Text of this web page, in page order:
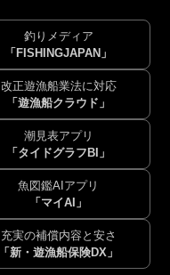
釣りメディア
「FISHINGJAPAN」
改正遊漁船業法に対応
「遊漁船クラウド」
潮見表アプリ
「タイドグラフBI」
魚図鑑AIアプリ
「マイAI」
充実の補償内容と安さ
「新・遊漁船保険DX」